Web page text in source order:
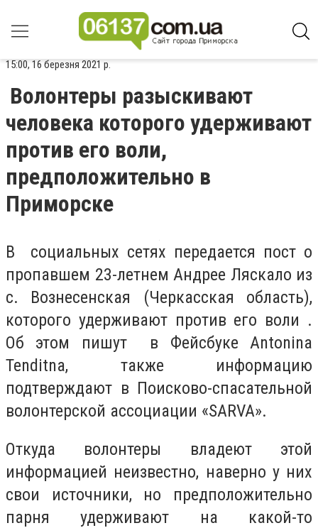
15:00, 16 березня 2021 р.
Волонтеры разыскивают
человека которого удерживают
против его воли,
предположительно в
Приморске
В социальных сетях передается пост о
пропавшем 23-летнем Андрее Ляскало из
с. Вознесенская (Черкасская область),
которого удерживают против его воли .
Об этом пишут в Фейсбуке Antonina
Tenditna, также информацию
подтверждают в Поисково-спасательной
волонтерской ассоциации «SARVA».
Откуда волонтеры владеют этой
информацией неизвестно, наверно у них
свои источники, но предположительно
парня удерживают на какой-то